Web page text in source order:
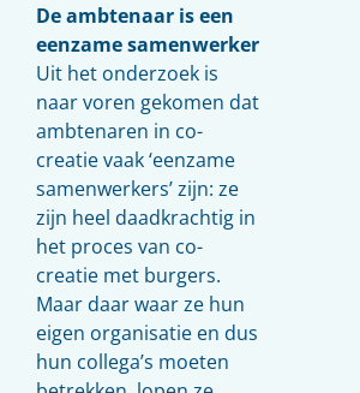
De ambtenaar is een
eenzame samenwerker
Uit het onderzoek is
naar voren gekomen dat
ambtenaren in co-
creatie vaak ‘eenzame
samenwerkers’ zijn: ze
zijn heel daadkrachtig in
het proces van co-
creatie met burgers.
Maar daar waar ze hun
eigen organisatie en dus
hun collega’s moeten